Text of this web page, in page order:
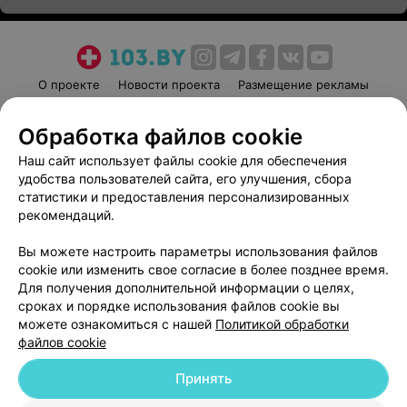
О проекте Новости проекта
Размещение рекламы
Пользовательское соглашение
Способы оплаты
Вакансии
Партнеры
Написать руководителю 103.by
Обработка персональных данных
© 2026 ООО «Артокс Лаб», УНП 191700409
| 220012, Республика Беларусь,
Обработка файлов cookie
Наш сайт использует файлы cookie для обеспечения
удобства пользователей сайта, его улучшения, сбора
статистики и предоставления персонализированных
рекомендаций.
Вы можете настроить параметры использования файлов
cookie или изменить свое согласие в более позднее время.
Для получения дополнительной информации о целях,
сроках и порядке использования файлов cookie вы
можете ознакомиться с нашей Политикой обработки
файлов cookie
Принять